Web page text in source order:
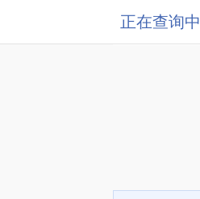
正在查询中